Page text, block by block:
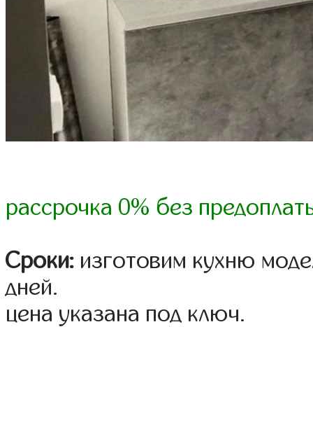
рассрочка 0% без
Сроки: изготовим кухню
дней.
цена указана под ключ.